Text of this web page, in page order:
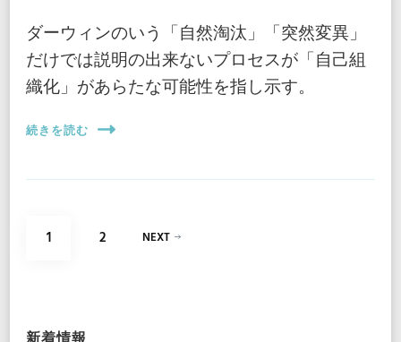
ダーウィンのいう「自然淘汰」「突然変異」
だけでは説明の出来ないプロセスが「自己組
織化」があらたな可能性を指し示す。
続きを読む
投
PAGE
1 PAGE
2 NEXT